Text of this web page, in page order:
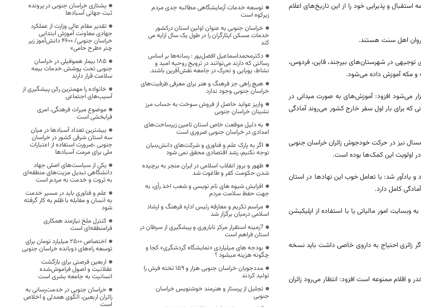
استقبال و پذیرایی خود را از این تاریخ‌های اعلام
توجیهی در شهرستان‌های بیرجند، قاین، فردوس،
حج تمتع برگزار می‌شود افزود: آموزش‌های به صورت میدانی در
برای بار اول سفر خارج کشور می‌روند آمادگی
امسال نیز در حرکت خودجوش زائران خراسان جنوبی
اولویت این کمک‌ها بوده است.
با حج و زیارت اشاره کرد و یادآور شد: با تعامل خوب این نهادها در استان
کامل دارد.
امور مالیاتی یا با استفاده از اپلیکیشن
داشت: اگر زائری احتیاج به داروی خاصی داشت باید نسخه
و اقلام ممنوعه است افزود: انتظار می‌رود زائران
توسعه خدمات آزمایشگاهی مطالبه جدی مردم
زیرکوه است
خراسان جنوبی به عنوان اولین استان درکشور
خدمات مسکن ایثارگران را در طول یک سال ارایه می
کند
دکترمحمداسماعیل افضل‌پور : رسانه‌ها بر اساس
رسالتی که دارند می‌توانند در ترویج روحیه امید و
نشاط، پویایی و تحرک در جامعه نقش‌آفرین باشند.
هیچ راهی جز فرهنگ و هنر برای معرفی ظرفیت‌های
خراسان جنوبی وجود ندارد
واریز عواید حاصل از فروش سوخت به حساب مرز
نشینان خراسان جنوبی
به دلیل موقعت خاص استان تامین زیرساخت‌های
امدادی در خراسان جنوبی ضروری است
اگر به پارک علم و فناوری و شرکت‌های دانش‌بنیان
توجه نکنیم، رشد اقتصادی محقق نمی شود
ظهور و بروز انقلاب اسلامی در ایران منجر به برچیده
شدن حکومت کفر و طاغوت شد
افزایش شیوه های نام نویسی و شعب اخذ رأی، به
جهت حفظ سلامت مردم
مراسم تکریم و معارفه رئیس اداره فرهنگ و ارشاد
اسلامی درمیان برگزار شد
?زمینه استقرار مرکز ناباروری و پیشگیری از سرطان در
استان فراهم است
بودجه های میلیاردی «نمایشگاه گردشگری» کجا و
چگونه هزینه میشود ؟
مددجویان خراسان جنوبی هزار و ۱۵۹ تخته فرش را
تولید کردند
تجلیل از پرستار و هنرمند خوشنویس خراسان
جنوبی
یشتازی خراسان جنوبی در پرونده
ثبت جهانی آسبادها
تقدیر مقام عالی وزارت از عملکرد
جهادی معاونت آموزش ابتدایی
خراسان جنوبی/ ۴۶۰۰ دانش‌آموز زیر
چتر «طرح حامی»
۱۸۵ بیمار هموفیلی در خراسان
جنوبی تحت پوشش خدمات بیمه
سلامت قرار دارند
خانواده را مهمترین رکن پیشگیری از
آسیب‌های اجتماعی
موضوع میراث فرهنگی، امری
فرابخشی است
بیشترین تعداد آسبادها در میان
سه استان شرقی کشور در خراسان
جنوبی ،ضرورت استفاده از اعتبارات
ملی برای مرمت آسبادها
یکی از سیاست‌های اصلی جهاد
دانشگاهی تبدیل مزیت‌های منطقه‌ای
به ثروت و خدمت به مردم است
علم و فناوری باید در مسیر خدمت
به انسان و مقابله با ظلم به کار گرفته
شود
کنترل ملخ نیازمند همکاری
فرامنطقه‌ای است
اختصاص 2500 میلیارد تومان برای
توسعه راه‌های دوبانده خراسان جنوبی
اربعین فرصتی برای بازگشت
عقلانیت و اصول فراموش‌شده
انسانیت به جامعه بشری است
خراسان جنوبی در خدمت‌رسانی به
زائران اربعین، الگوی همدلی و اخلاص
است